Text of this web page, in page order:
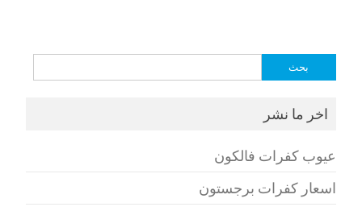
البحث
اخر ما نشر
عيوب كفرات فالكون
اسعار كفرات برجستون